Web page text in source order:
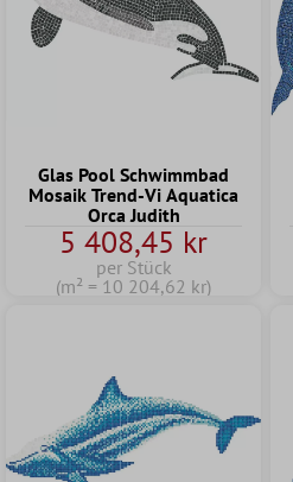
Glas Pool Schwimmbad
Mosaik Trend-Vi Aquatica
Orca Judith
5 408,45 kr
per Stück
(m² = 10 204,62 kr)